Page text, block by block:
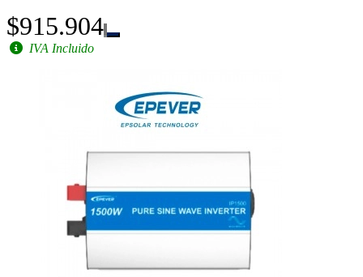
$915.904
IVA Incluido